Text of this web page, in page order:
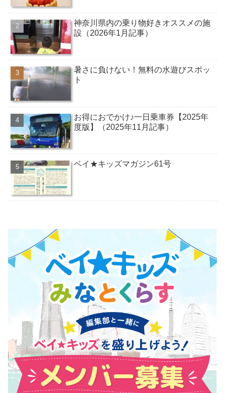
神奈川県内の乗り物好きオススメの施
設（2026年1月記事）
暑さに負けない！無料の水遊びスポッ
ト
お得におでかけ♪一日乗車券【2025年
度版】（2025年11月記事）
ベイ★キッズマガジン61号